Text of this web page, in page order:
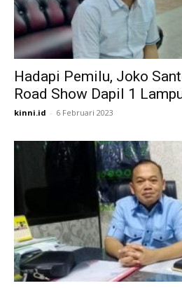
Hadapi Pemilu, Joko
Road Show Dapil 1
kinni.id - 6 Februari 2023